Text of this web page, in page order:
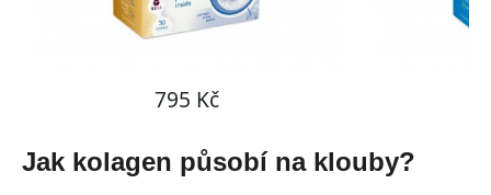
Jak kolagen působí na klouby?